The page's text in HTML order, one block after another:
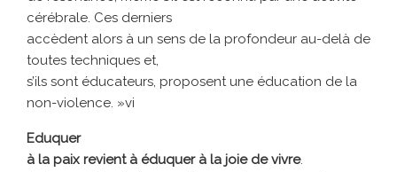
cérébrale. Ces derniers
accèdent alors à un sens de la profondeur au-delà de
toutes techniques et,
s’ils sont éducateurs, proposent une éducation de la
non-violence. »vi
Eduquer
à la paix revient à éduquer à la joie de vivre.